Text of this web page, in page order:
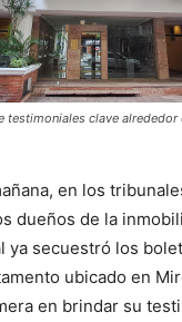
testimoniales clave
en los
dueños de la
ya secuestró los
ubicado en
en brindar su